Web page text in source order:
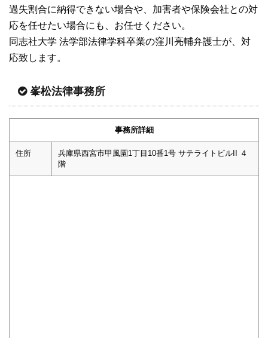
過失割合に納得できない場合や、加害者や保険会社との対
応を任せたい場合にも、お任せください。
同志社大学 法学部法律学科卒業の窪川亮輔弁護士が、対
応致します。
峯松法律事務所
事務所詳細
住所
兵庫県西宮市甲風園1丁目10番1号 サテライトビルII ４
階